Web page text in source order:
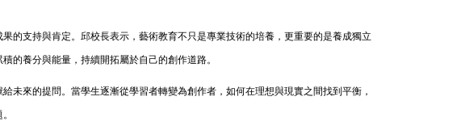
的支持與肯定。邱校長表示，藝術教育不只是專業技術的培養，更重要的是養成獨立
的養分與能量，持續開拓屬於自己的創作道路。
未來的提問。當學生逐漸從學習者轉變為創作者，如何在理想與現實之間找到平衡，